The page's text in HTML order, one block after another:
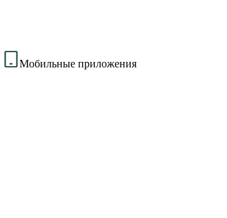
Мобильные приложения